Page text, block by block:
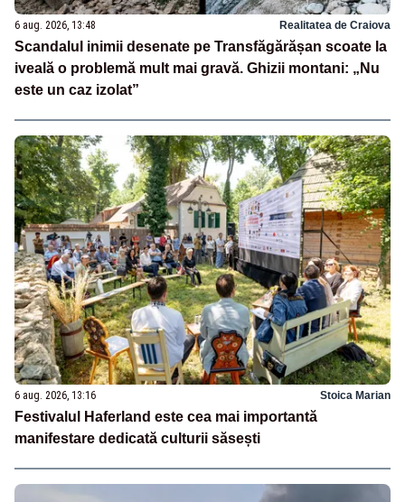
6 aug. 2026, 13:48 Realitatea de Craiova
Scandalul inimii desenate pe Transfăgărășan scoate la
iveală o problemă mult mai gravă. Ghizii montani: „Nu
este un caz izolat”
6 aug. 2026, 13:16 Stoica Marian
Festivalul Haferland este cea mai importantă
manifestare dedicată culturii săsești